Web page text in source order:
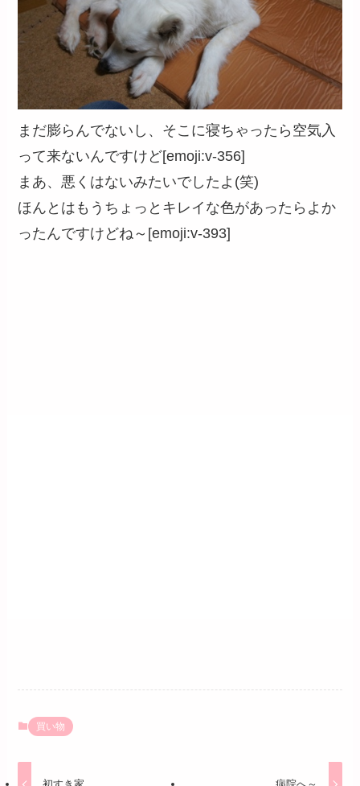
まだ膨らんでないし、そこに寝ちゃったら空気入
って来ないんですけど[emoji:v-356]
まあ、悪くはないみたいでしたよ(笑)
ほんとはもうちょっとキレイな色があったらよか
ったんですけどね～[emoji:v-393]
買い物